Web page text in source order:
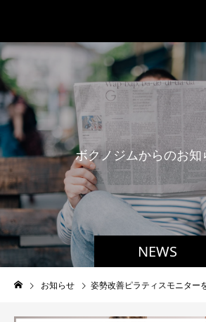
NEWS
ボクノジムからのお知
お知らせ 姿勢改善ピラティスモニター